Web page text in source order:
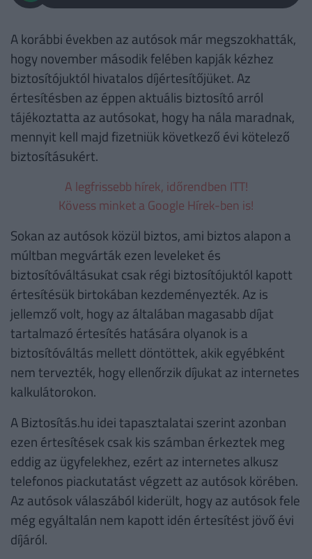
A korábbi években az autósok már megszokhatták,
hogy november második felében kapják kézhez
biztosítójuktól hivatalos díjértesítőjüket. Az
értesítésben az éppen aktuális biztosító arról
tájékoztatta az autósokat, hogy ha nála maradnak,
mennyit kell majd fizetniük következő évi kötelező
biztosításukért.
A legfrissebb hírek, időrendben ITT!
Kövess minket a Google Hírek-ben is!
Sokan az autósok közül biztos, ami biztos alapon a
múltban megvárták ezen leveleket és
biztosítóváltásukat csak régi biztosítójuktól kapott
értesítésük birtokában kezdeményezték. Az is
jellemző volt, hogy az általában magasabb díjat
tartalmazó értesítés hatására olyanok is a
biztosítóváltás mellett döntöttek, akik egyébként
nem tervezték, hogy ellenőrzik díjukat az internetes
kalkulátorokon.
A Biztosítás.hu idei tapasztalatai szerint azonban
ezen értesítések csak kis számban érkeztek meg
eddig az ügyfelekhez, ezért az internetes alkusz
telefonos piackutatást végzett az autósok körében.
Az autósok válaszából kiderült, hogy az autósok fele
még egyáltalán nem kapott idén értesítést jövő évi
díjáról.